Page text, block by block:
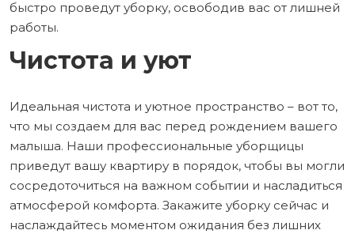
быстро проведут уборку, освободив вас от лишней
работы.
Чистота и уют
Идеальная чистота и уютное пространство – вот то,
что мы создаем для вас перед рождением вашего
малыша. Наши профессиональные уборщицы
приведут вашу квартиру в порядок, чтобы вы могли
сосредоточиться на важном событии и насладиться
атмосферой комфорта. Закажите уборку сейчас и
наслаждайтесь моментом ожидания без лишних